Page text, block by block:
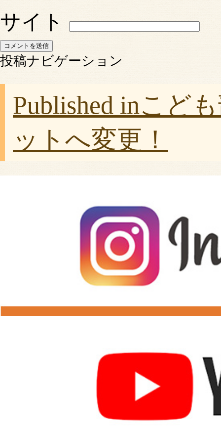
サイト
投稿ナビゲーション
Published inこど
ットへ変更！